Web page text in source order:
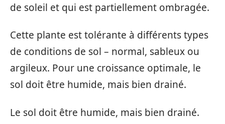
de soleil et qui est partiellement ombragée.
Cette plante est tolérante à différents types
de conditions de sol – normal, sableux ou
argileux. Pour une croissance optimale, le
sol doit être humide, mais bien drainé.
Le sol doit être humide, mais bien drainé.